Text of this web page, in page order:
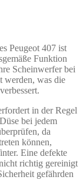
Peugeot 407 ist
Funktion
Scheinwerfer bei
werden, was die
in der Regel
bei jedem
da
können,
Eine defekte
richtig gereinigt
gefährden